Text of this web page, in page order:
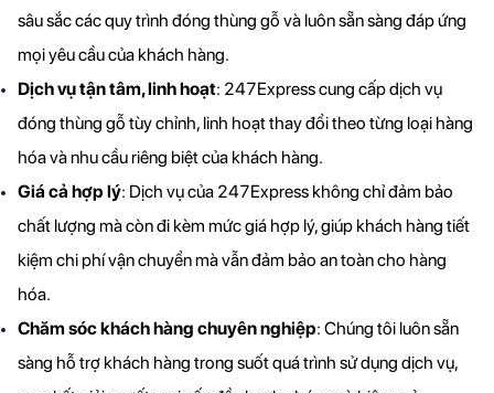
sâu sắc các quy trình đóng thùng gỗ và luôn sẵn sàng đáp ứng
mọi yêu cầu của khách hàng.
Dịch vụ tận tâm, linh hoạt: 247Express cung cấp dịch vụ
đóng thùng gỗ tùy chỉnh, linh hoạt thay đổi theo từng loại hàng
hóa và nhu cầu riêng biệt của khách hàng.
Giá cả hợp lý: Dịch vụ của 247Express không chỉ đảm bảo
chất lượng mà còn đi kèm mức giá hợp lý, giúp khách hàng tiết
kiệm chi phí vận chuyển mà vẫn đảm bảo an toàn cho hàng
hóa.
Chăm sóc khách hàng chuyên nghiệp: Chúng tôi luôn sẵn
sàng hỗ trợ khách hàng trong suốt quá trình sử dụng dịch vụ,